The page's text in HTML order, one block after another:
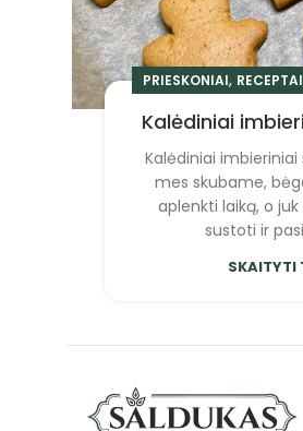
PRIESKONIAI, RECEPTAI
Kalėdiniai
Kalėdiniai imbieriniai
mes skubame,
aplenkti laiką, o
sustoti ir
SKAITYTI